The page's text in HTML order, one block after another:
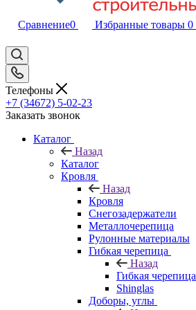
Сравнение0 Избранные товары 0
Телефоны
+7 (34672) 5-02-23
Заказать звонок
Каталог
Назад
Каталог
Кровля
Назад
Кровля
Снегозадержатели
Металлочерепица
Рулонные материалы
Гибкая черепица
Назад
Гибкая черепица
Shinglas
Доборы, углы